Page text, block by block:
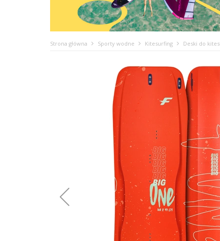
Strona główna Sporty wodne Kitesurfing Deski do